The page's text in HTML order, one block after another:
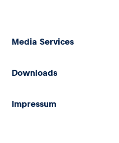
Media Services
Downloads
Impressum